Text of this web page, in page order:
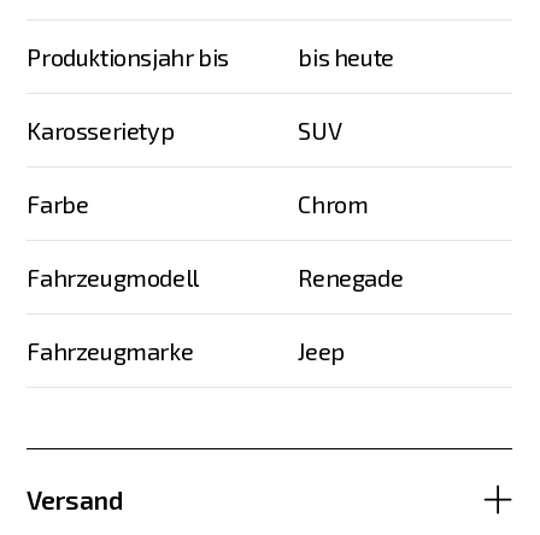
Produktionsjahr bis bis heute
Karosserietyp SUV
Farbe Chrom
Fahrzeugmodell Renegade
Fahrzeugmarke Jeep
Versand